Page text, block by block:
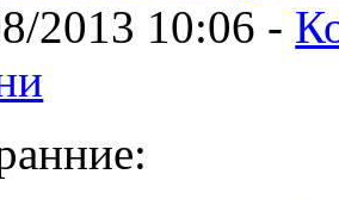
2013 10:06 -